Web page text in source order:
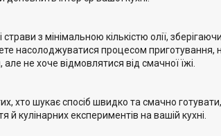
з мінімальною кількістю олії, зберігаючи
насолоджуватися процесом
не хоче відмовлятися від смачної їжі.
хто шукає спосіб швидко та смачно
кулінарних експериментів на вашій кухні.